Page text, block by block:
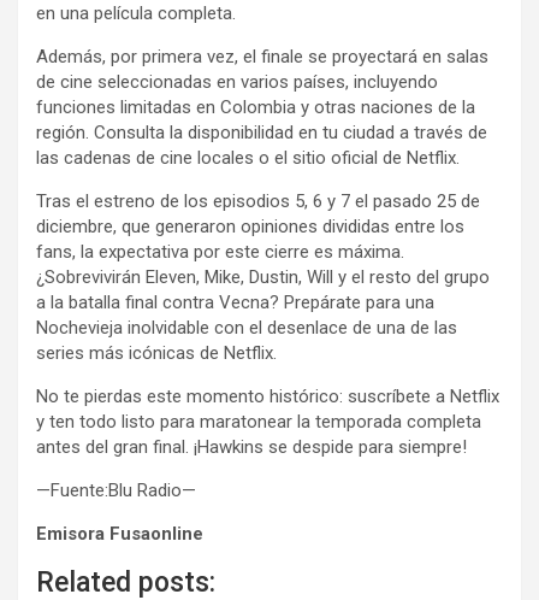
en una película completa.
Además, por primera vez, el finale se proyectará en salas
de cine seleccionadas en varios países, incluyendo
funciones limitadas en Colombia y otras naciones de la
región. Consulta la disponibilidad en tu ciudad a través de
las cadenas de cine locales o el sitio oficial de Netflix.
Tras el estreno de los episodios 5, 6 y 7 el pasado 25 de
diciembre, que generaron opiniones divididas entre los
fans, la expectativa por este cierre es máxima.
¿Sobrevivirán Eleven, Mike, Dustin, Will y el resto del grupo
a la batalla final contra Vecna? Prepárate para una
Nochevieja inolvidable con el desenlace de una de las
series más icónicas de Netflix.
No te pierdas este momento histórico: suscríbete a Netflix
y ten todo listo para maratonear la temporada completa
antes del gran final. ¡Hawkins se despide para siempre!
—Fuente:Blu Radio—
Emisora Fusaonline
Related posts: